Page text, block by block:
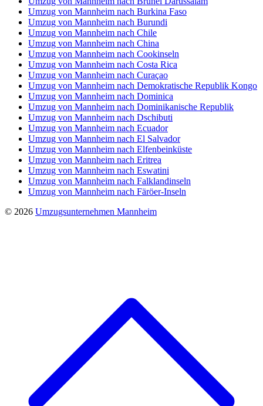
Umzug von Mannheim nach Burkina Faso
Umzug von Mannheim nach Burundi
Umzug von Mannheim nach Chile
Umzug von Mannheim nach China
Umzug von Mannheim nach Cookinseln
Umzug von Mannheim nach Costa Rica
Umzug von Mannheim nach Curaçao
Umzug von Mannheim nach Demokratische Republik Kongo
Umzug von Mannheim nach Dominica
Umzug von Mannheim nach Dominikanische Republik
Umzug von Mannheim nach Dschibuti
Umzug von Mannheim nach Ecuador
Umzug von Mannheim nach El Salvador
Umzug von Mannheim nach Elfenbeinküste
Umzug von Mannheim nach Eritrea
Umzug von Mannheim nach Eswatini
Umzug von Mannheim nach Falklandinseln
Umzug von Mannheim nach Färöer-Inseln
© 2026 Umzugsunternehmen Mannheim